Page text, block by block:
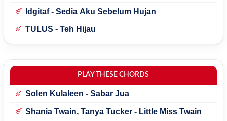
Idgitaf - Sedia Aku Sebelum Hujan
TULUS - Teh Hijau
PLAY THESE CHORDS
Solen Kulaleen - Sabar Jua
Shania Twain, Tanya Tucker - Little Miss Twain